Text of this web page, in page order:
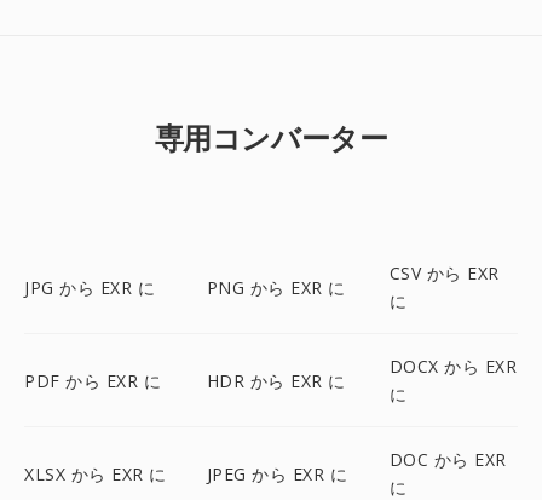
専用コンバーター
JPG から EXR に PNG から EXR に
CSV から EXR
に
PDF から EXR に HDR から EXR に
DOCX から EXR
に
XLSX から EXR に JPEG から EXR に
DOC から EXR
に